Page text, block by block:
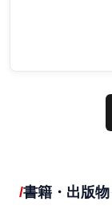
書籍・出版物